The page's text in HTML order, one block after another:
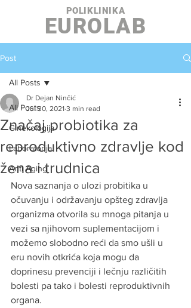
POLIKLINIKA
EUROLAB
Post
All Posts
Ginekologija
Laboratorija
Anti Aging
All Posts
Značaj probiotika za
reproduktivno zdravlje kod
žena i trudnica
Dr Dejan Ninčić
Jul 30, 2021 3 min read
Nova saznanja o ulozi probitika u
očuvanju i održavanju opšteg zdravlja
organizma otvorila su mnoga pitanja u
vezi sa njihovom suplementacijom i
možemo slobodno reći da smo ušli u
eru novih otkrića koja mogu da
doprinesu prevenciji i lečnju različitih
bolesti pa tako i bolesti reproduktivnih
organa.